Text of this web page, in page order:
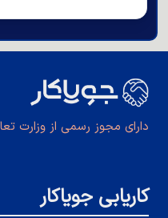
دارای مجوز رسمی از وزارت
کاریابی جویاکار